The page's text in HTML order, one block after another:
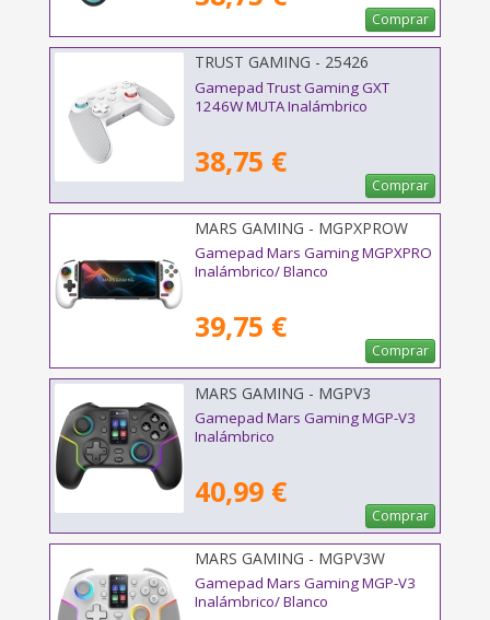
Comprar
TRUST GAMING - 25426
Gamepad Trust Gaming GXT
1246W MUTA Inalámbrico
38,75 €
Comprar
MARS GAMING - MGPXPROW
Gamepad Mars Gaming MGPXPRO
Inalámbrico/ Blanco
39,75 €
Comprar
MARS GAMING - MGPV3
Gamepad Mars Gaming MGP-V3
Inalámbrico
40,99 €
Comprar
MARS GAMING - MGPV3W
Gamepad Mars Gaming MGP-V3
Inalámbrico/ Blanco